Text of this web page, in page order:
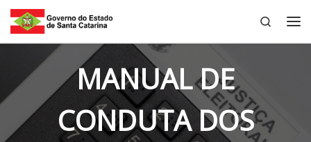
Skip to content
Search
MANUAL DE
CONDUTA DOS